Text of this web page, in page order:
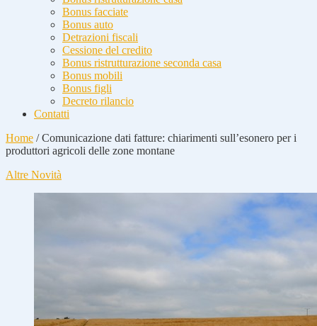
Bonus facciate
Bonus auto
Detrazioni fiscali
Cessione del credito
Bonus ristrutturazione seconda casa
Bonus mobili
Bonus figli
Decreto rilancio
Contatti
Home /Comunicazione dati fatture: chiarimenti sull’esonero per i
produttori agricoli delle zone montane
Altre Novità